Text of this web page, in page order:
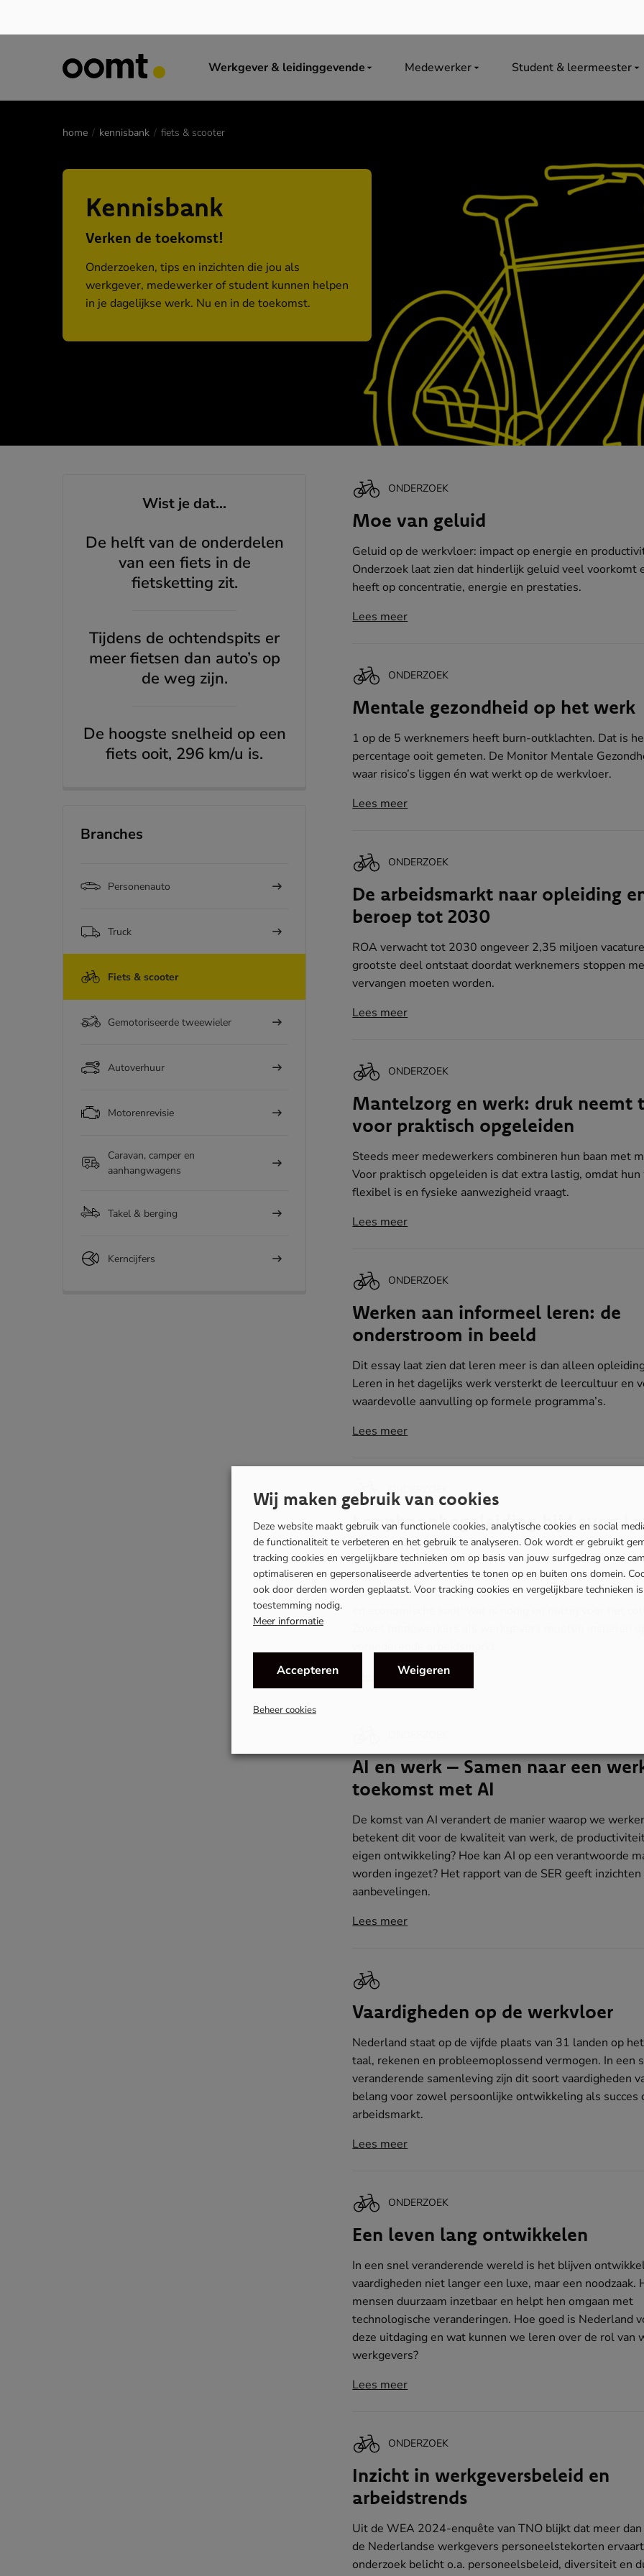
Werkgever & leidinggevende Medewerker Student & leermeester
home kennisbank fiets & scooter
Kennisbank
Verken de toekomst!
Onderzoeken, tips en inzichten die jou als
werkgever, medewerker of student kunnen helpen
in je dagelijkse werk. Nu en in de toekomst.
ONDERZOEK
Moe van geluid
Geluid op de werkvloer: impact op energie en
Onderzoek laat zien dat hinderlijk geluid veel voorkomt
heeft op concentratie, energie en prestaties.
Lees meer
ONDERZOEK
Mentale gezondheid op het werk
1 op de 5 werknemers heeft burn-outklachten. Dat is
percentage ooit gemeten. De Monitor Mentale
waar risico’s liggen én wat werkt op de werkvloer.
Lees meer
ONDERZOEK
De arbeidsmarkt naar opleiding
beroep tot 2030
ROA verwacht tot 2030 ongeveer 2,35 miljoen
grootste deel ontstaat doordat werknemers stoppen
vervangen moeten worden.
Lees meer
ONDERZOEK
Mantelzorg en werk: druk neemt
voor praktisch opgeleiden
Steeds meer medewerkers combineren hun baan met
Voor praktisch opgeleiden is dat extra lastig, omdat
flexibel is en fysieke aanwezigheid vraagt.
Lees meer
ONDERZOEK
Werken aan informeel leren: de
onderstroom in beeld
Dit essay laat zien dat leren meer is dan alleen
Leren in het dagelijks werk versterkt de leercultuur en
waardevolle aanvulling op formele programma’s.
Lees meer
ONDERZOEK
Loopbaanbegeleiding bij Leven
Ontwikkelen
Je bewegen op de arbeidsmarkt en daarvoor leren en
gaat niet alleen om de individuele wensen, maar ook om
Lees meer
AI en werk – Samen naar een
toekomst met AI
De komst van AI verandert de manier waarop we
betekent dit voor de kwaliteit van werk, de
eigen ontwikkeling? Hoe kan AI op een verantwoorde
worden ingezet? Het rapport van de SER geeft inzichten
aanbevelingen.
Lees meer
Vaardigheden op de werkvloer
Nederland staat op de vijfde plaats van 31 landen op
taal, rekenen en probleemoplossend vermogen. In een
veranderende samenleving zijn dit soort vaardigheden
belang voor zowel persoonlijke ontwikkeling als succes
arbeidsmarkt.
Lees meer
ONDERZOEK
Een leven lang ontwikkelen
In een snel veranderende wereld is het blijven
vaardigheden niet langer een luxe, maar een noodzaak.
mensen duurzaam inzetbaar en helpt hen omgaan met
technologische veranderingen. Hoe goed is Nederland
deze uitdaging en wat kunnen we leren over de rol van
werkgevers?
Lees meer
ONDERZOEK
Inzicht in werkgeversbeleid en
arbeidstrends
Uit de WEA 2024-enquête van TNO blijkt dat meer
de Nederlandse werkgevers personeelstekorten
onderzoek belicht o.a. personeelsbeleid, diversiteit en
Wist je dat...
De helft van de onderdelen
van een fiets in de
fietsketting zit.
Tijdens de ochtendspits er
meer fietsen dan auto’s op
de weg zijn.
De hoogste snelheid op een
fiets ooit, 296 km/u is.
Branches
Personenauto
Truck
Fiets & scooter
Gemotoriseerde tweewieler
Autoverhuur
Motorenrevisie
Caravan, camper en
aanhangwagens
Takel & berging
Kerncijfers
Wij maken gebruik van cookies
Deze website maakt gebruik van functionele cookies, analytische cookies en social
de functionaliteit te verbeteren en het gebruik te analyseren. Ook wordt er gebruikt
tracking cookies en vergelijkbare technieken om op basis van jouw surfgedrag onze
optimaliseren en gepersonaliseerde advertenties te tonen op en buiten ons domein.
ook door derden worden geplaatst. Voor tracking cookies en vergelijkbare technieken
toestemming nodig.
Meer informatie
Accepteren Weigeren
Beheer cookies